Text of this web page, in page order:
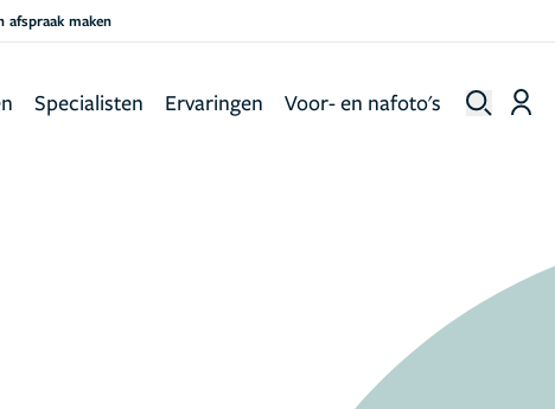
afspraak maken
Specialisten Ervaringen Voor- en nafoto's